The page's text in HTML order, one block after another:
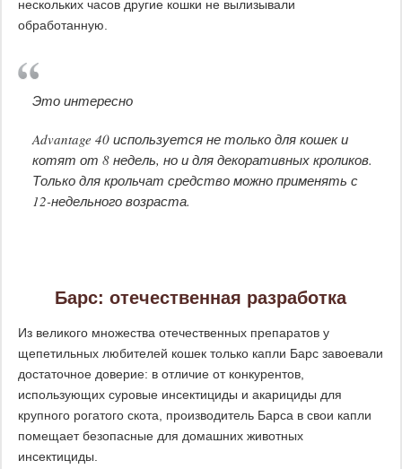
нескольких часов другие кошки не вылизывали
обработанную.
Это интересно
Advantage 40 используется не только для кошек и
котят от 8 недель, но и для декоративных кроликов.
Только для крольчат средство можно применять с
12-недельного возраста.
Барс: отечественная разработка
Из великого множества отечественных препаратов у
щепетильных любителей кошек только капли Барс завоевали
достаточное доверие: в отличие от конкурентов,
использующих суровые инсектициды и акарициды для
крупного рогатого скота, производитель Барса в свои капли
помещает безопасные для домашних животных
инсектициды.